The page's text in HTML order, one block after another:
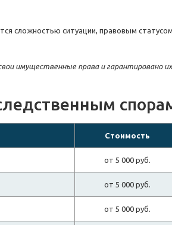
сложностью ситуации, правовым статусом
имущественные права и гарантировано их
Стоимость
от 5 000 руб.
от 5 000 руб.
от 5 000 руб.